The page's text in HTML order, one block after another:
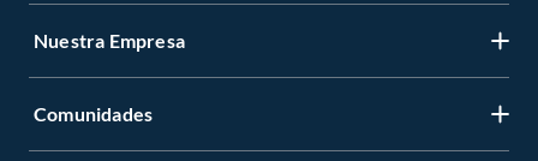
Nuestra Empresa
Comunidades